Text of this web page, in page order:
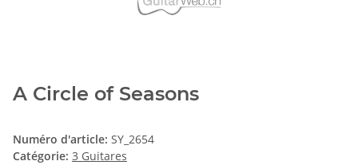
A Circle of Seasons
Numéro d'article: SY_2654
Catégorie: 3 Guitares